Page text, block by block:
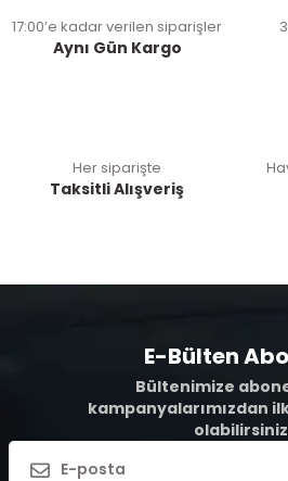
17:00’e kadar verilen siparişler
Aynı Gün Kargo
Her siparişte
Taksitli Alışveriş
E-Bülten
Bültenimize
kampanyalarımızdan